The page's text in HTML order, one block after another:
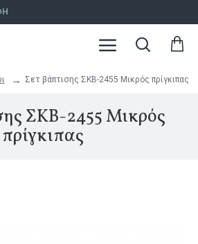
Σετ βάπτισης ΣΚΒ-2455 Μικρός πρίγκιπας
ΣΚΒ-2455 Μικρός
πρίγκιπας